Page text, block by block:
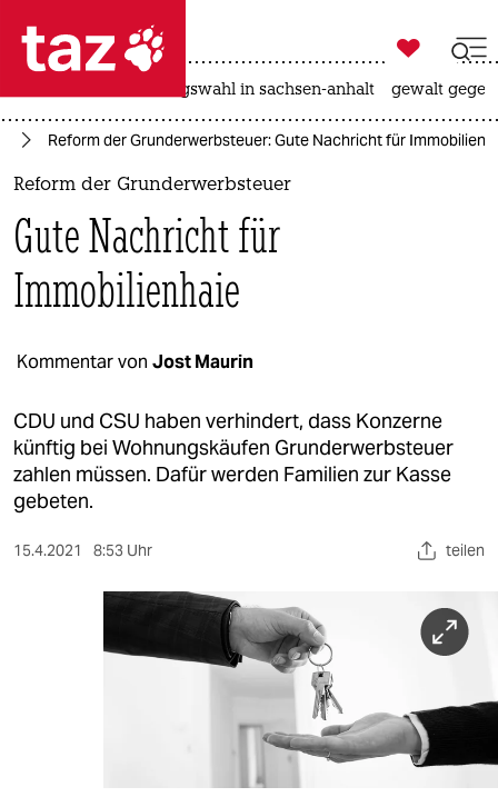
 taz zahl ich
taz zahl ich
politik
öko
gesellschaft
sport
berlin
nord
wahrheit

taz zahl ich
landtagswahl in sachsen-anhalt gewalt
Reform der Grunderwerbsteuer: Gute Nachricht für
Reform der Grunderwerbsteuer
Gute Nachricht für
Immobilienhaie
Kommentar von Jost Maurin
CDU und CSU haben verhindert, dass Konzerne
künftig bei Wohnungskäufen Grunderwerbsteuer
zahlen müssen. Dafür werden Familien zur Kasse
gebeten.
15.4.2021 8:53 Uhr teilen